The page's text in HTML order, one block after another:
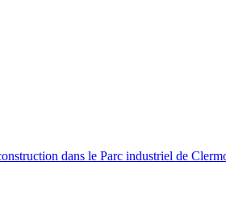
dans le Parc industriel de